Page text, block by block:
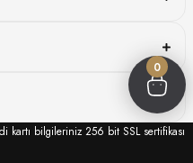
0
kartı bilgileriniz 256 bit SSL sertifikası